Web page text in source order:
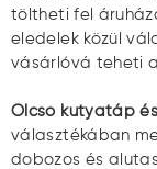
töltheti fel
eledelek közül
vásárlóvá teheti
Olcsó kutyatáp
választékában
dobozos és